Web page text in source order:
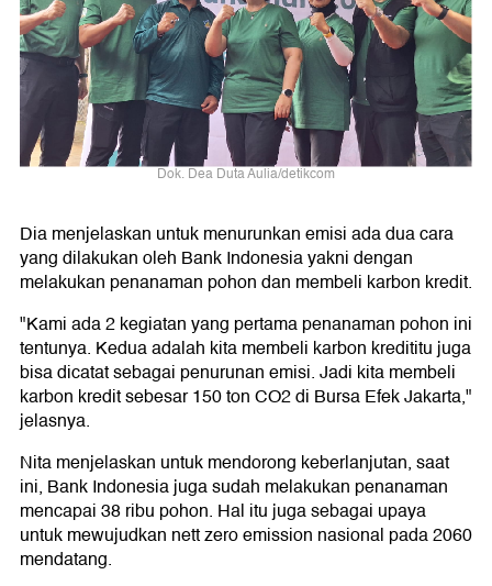
Dok. Dea Duta Aulia/detikcom
Dia menjelaskan untuk menurunkan emisi ada dua cara
yang dilakukan oleh Bank Indonesia yakni dengan
melakukan penanaman pohon dan membeli karbon kredit.
"Kami ada 2 kegiatan yang pertama penanaman pohon ini
tentunya. Kedua adalah kita membeli karbon kredititu juga
bisa dicatat sebagai penurunan emisi. Jadi kita membeli
karbon kredit sebesar 150 ton CO2 di Bursa Efek Jakarta,"
jelasnya.
Nita menjelaskan untuk mendorong keberlanjutan, saat
ini, Bank Indonesia juga sudah melakukan penanaman
mencapai 38 ribu pohon. Hal itu juga sebagai upaya
untuk mewujudkan nett zero emission nasional pada 2060
mendatang.